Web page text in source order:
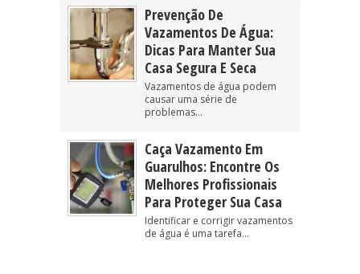
Prevenção De
Vazamentos De Água:
Dicas Para Manter Sua
Casa Segura E Seca
Vazamentos de água podem
causar uma série de
problemas...
Caça Vazamento Em
Guarulhos: Encontre Os
Melhores Profissionais
Para Proteger Sua Casa
Identificar e corrigir vazamentos
de água é uma tarefa...